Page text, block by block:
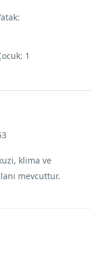
1
klima ve
mevcuttur.